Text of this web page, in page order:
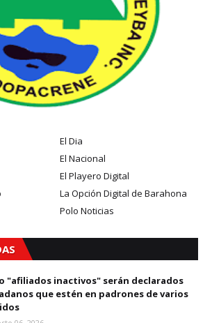
El Dia
El Nacional
El Playero Digital
La Opción Digital de Barahona
Polo Noticias
"afiliados inactivos" serán declarados
que estén en padrones de varios